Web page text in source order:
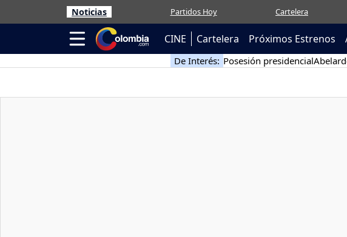
Noticias Partidos Hoy Cartelera
CINE Cartelera Próximos Estrenos
De Interés: Posesión presidencial